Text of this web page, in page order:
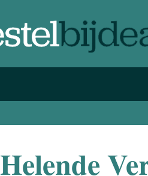
Helende